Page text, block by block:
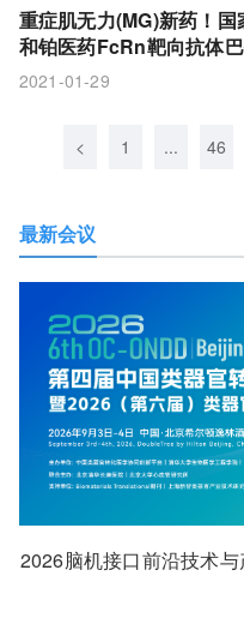
重症肌无力(MG)新药！
和铂医药FcRn靶向抗体
性药物资格!
2021-01-29
< 1 ... 46
最新会议
2026脑机接口前沿技术